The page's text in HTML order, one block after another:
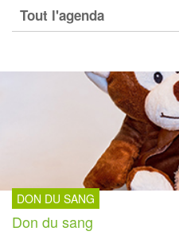
Tout l'agenda
DON DU SANG
Don du sang